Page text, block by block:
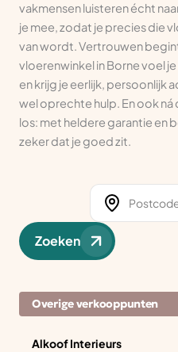
vakmensen luisteren écht
je mee, zodat je precies die
van wordt. Vertrouwen
vloerenwinkel in Borne voel
en krijg je eerlijk, persoonlijk
wel oprechte hulp. En ook ná
los: met heldere garantie en
zeker dat je goed zit.
Zoeken
Overige verkooppunten
Alkoof Interieurs